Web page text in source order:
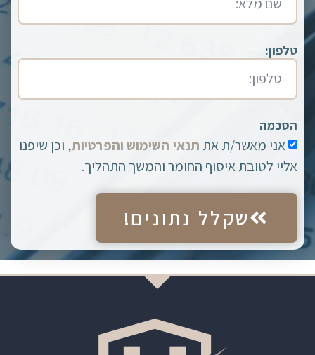
טלפון:
הסכמה
אני מאשר/ת את תנאי השימוש והפרטיות, וכן שיפנו
אליי לטובת איסוף החומר והמשך התהליך.
שקלל נתונים!